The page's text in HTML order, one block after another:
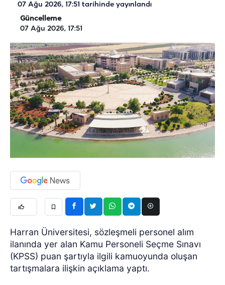
07 Ağu 2026, 17:51 tarihinde yayınlandı
Güncelleme
07 Ağu 2026, 17:51
Harran Üniversitesi, sözleşmeli personel alım
ilanında yer alan Kamu Personeli Seçme Sınavı
(KPSS) puan şartıyla ilgili kamuoyunda oluşan
tartışmalara ilişkin açıklama yaptı.